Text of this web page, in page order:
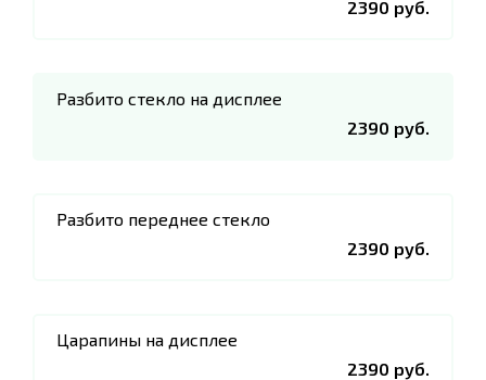
2390 руб.
Разбито стекло на дисплее
2390 руб.
Разбито переднее стекло
2390 руб.
Царапины на дисплее
2390 руб.